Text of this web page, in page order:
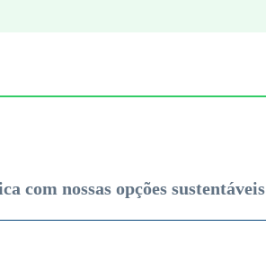
com nossas opções sustentáveis